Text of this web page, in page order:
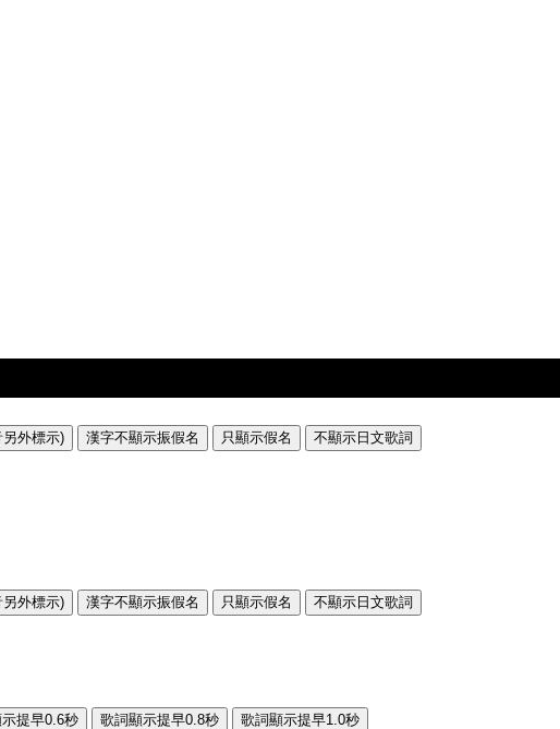
外標示) 漢字不顯示振假名 只顯示假名
不顯示日文歌詞
外標示) 漢字不顯示振假名 只顯示假名
不顯示日文歌詞
提早0.6秒 歌詞顯示提早0.8秒 歌詞顯示提早1.0秒